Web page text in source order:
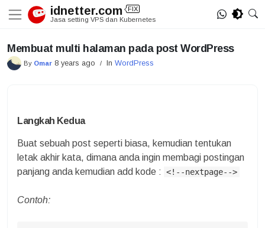
idnetter.com FIX
Jasa setting VPS dan Kubernetes
Membuat multi halaman pada post WordPress
By Omar 8 years ago / In WordPress
Langkah Kedua
Buat sebuah post seperti biasa, kemudian tentukan
letak akhir kata, dimana anda ingin membagi postingan
panjang anda kemudian add kode : <!--nextpage-->
Contoh: